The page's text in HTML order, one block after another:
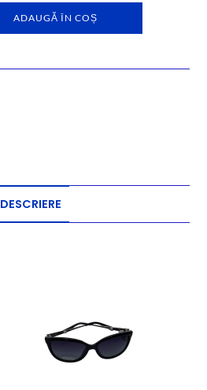
ADAUGĂ ÎN COȘ
DESCRIERE